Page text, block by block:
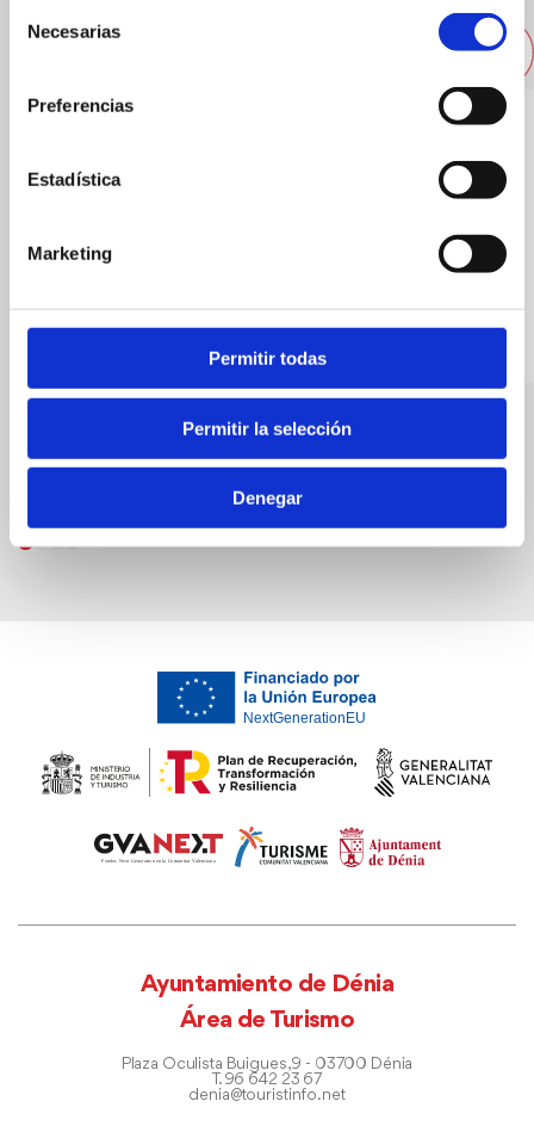
Necesarias
Preferencias
Estadística
Marketing
Permitir todas
Permitir la selección
Denegar
Otras empresas cercanas
Abbey-Properties LTD
Bares
Ayuntamiento de Dénia
Área de Turismo
Plaza Oculista Buigues, 9 - 03700 Dénia
T. 96 642 23 67
denia@touristinfo.net